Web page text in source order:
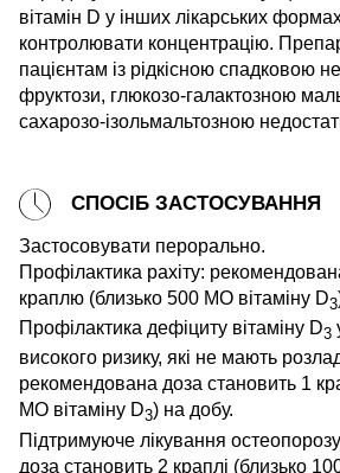
вітамін D у інших лікарських
контролювати концентрацію.
пацієнтам із рідкісною спадковою
фруктози, глюкозо-галактозною
сахарозо-ізольмальтозною
СПОСІБ ЗАСТОСУВАННЯ
Застосовувати перорально.
Профілактика рахіту:
краплю (близько 500 МО вітаміну D3
Профілактика дефіциту вітаміну D3
високого ризику, які не мають
рекомендована доза становить 1
МО вітаміну D3) на добу.
Підтримуюче лікування
доза становить 2 краплі (близько